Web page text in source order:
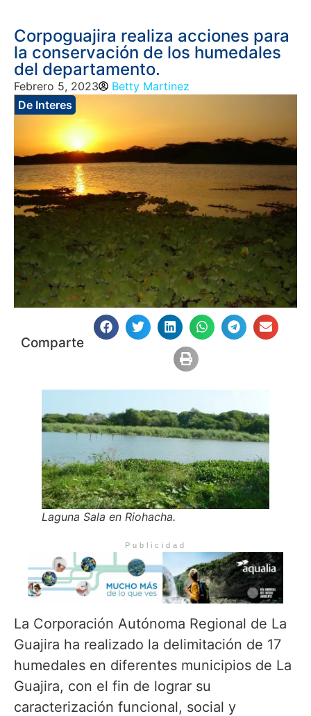
Corpoguajira realiza acciones para
la conservación de los humedales
del departamento.
Febrero 5, 2023
Betty Martinez
De Interes
Comparte
Laguna Sala en Riohacha.
Publicidad
La Corporación Autónoma Regional de La
Guajira ha realizado la delimitación de 17
humedales en diferentes municipios de La
Guajira, con el fin de lograr su
caracterización funcional, social y